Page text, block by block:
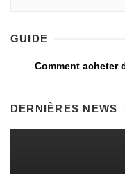
GUIDE
Comment acheter
DERNIÈRES NEWS